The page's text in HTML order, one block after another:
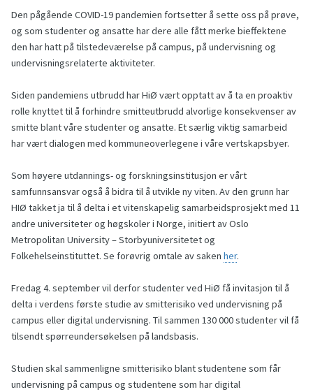
Den pågående COVID-19 pandemien fortsetter å sette oss på prøve,
og som studenter og ansatte har dere alle fått merke bieffektene
den har hatt på tilstedeværelse på campus, på undervisning og
undervisningsrelaterte aktiviteter.
Siden pandemiens utbrudd har HiØ vært opptatt av å ta en proaktiv
rolle knyttet til å forhindre smitteutbrudd alvorlige konsekvenser av
smitte blant våre studenter og ansatte. Et særlig viktig samarbeid
har vært dialogen med kommuneoverlegene i våre vertskapsbyer.
Som høyere utdannings- og forskningsinstitusjon er vårt
samfunnsansvar også å bidra til å utvikle ny viten. Av den grunn har
HIØ takket ja til å delta i et vitenskapelig samarbeidsprosjekt med 11
andre universiteter og høgskoler i Norge, initiert av Oslo
Metropolitan University – Storbyuniversitetet og
Folkehelseinstituttet. Se forøvrig omtale av saken her.
Fredag 4. september vil derfor studenter ved HiØ få invitasjon til å
delta i verdens første studie av smitterisiko ved undervisning på
campus eller digital undervisning. Til sammen 130 000 studenter vil få
tilsendt spørreundersøkelsen på landsbasis.
Studien skal sammenligne smitterisiko blant studentene som får
undervisning på campus og studentene som har digital